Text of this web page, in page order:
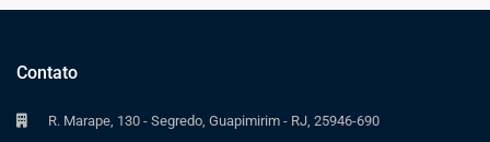
Contato
R. Marape, 130 - Segredo, Guapimirim - RJ, 25946-690